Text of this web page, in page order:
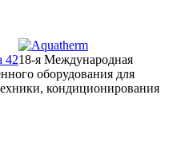
4218-я Международная
оборудования для
кондиционирования